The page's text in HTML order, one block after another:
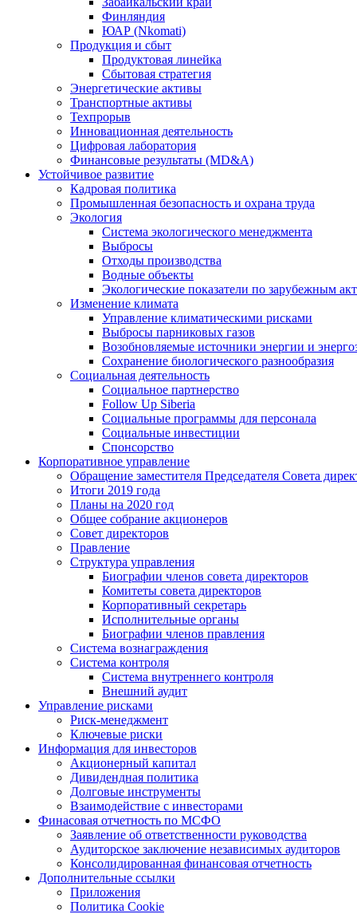
Финляндия
ЮАР (Nkomati)
Продукция и сбыт
Продуктовая линейка
Сбытовая стратегия
Энергетические активы
Транспортные активы
Техпрорыв
Инновационная деятельность
Цифровая лаборатория
Финансовые результаты (MD&A)
Устойчивое развитие
Кадровая политика
Промышленная безопасность и охрана труда
Экология
Система экологического менеджмента
Выбросы
Отходы производства
Водные объекты
Экологические показатели по зарубежным
Изменение климата
Управление климатическими рисками
Выбросы парниковых газов
Возобновляемые источники энергии и
Сохранение биологического разнообразия
Социальная деятельность
Социальное партнерство
Follow Up Siberia
Социальные программы для персонала
Социальные инвестиции
Спонсорство
Корпоративное управление
Обращение заместителя Председателя Совета
Итоги 2019 года
Планы на 2020 год
Общее собрание акционеров
Совет директоров
Правление
Структура управления
Биографии членов совета директоров
Комитеты совета директоров
Корпоративный секретарь
Исполнительные органы
Биографии членов правления
Система вознаграждения
Система контроля
Система внутреннего контроля
Внешний аудит
Управление рисками
Риск-менеджмент
Ключевые риски
Информация для инвесторов
Акционерный капитал
Дивидендная политика
Долговые инструменты
Взаимодействие с инвеcторами
Финасовая отчетность по МСФО
Заявление об ответственности руководства
Аудиторское заключение независимых аудиторов
Консолидированная финансовая отчетность
Дополнительные ссылки
Приложения
Политика Cookie